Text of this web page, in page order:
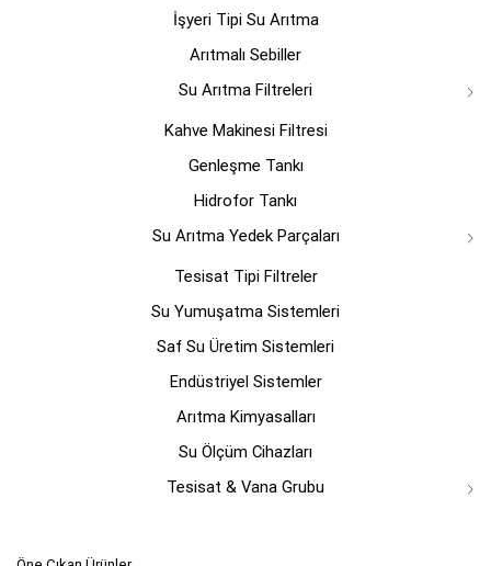
sayfasından
seçilebilir
İşyeri Tipi Su Arıtma
Arıtmalı Sebiller
Su Arıtma Filtreleri
Kahve Makinesi Filtresi
Genleşme Tankı
Hidrofor Tankı
Su Arıtma Yedek Parçaları
Tesisat Tipi Filtreler
Su Yumuşatma Sistemleri
Saf Su Üretim Sistemleri
Endüstriyel Sistemler
Arıtma Kimyasalları
Su Ölçüm Cihazları
Tesisat & Vana Grubu